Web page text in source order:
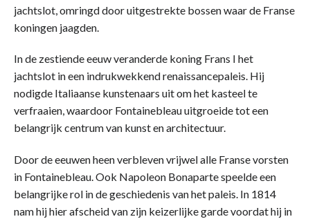
jachtslot, omringd door uitgestrekte bossen waar de Franse
koningen jaagden.
In de zestiende eeuw veranderde koning Frans I het
jachtslot in een indrukwekkend renaissancepaleis. Hij
nodigde Italiaanse kunstenaars uit om het kasteel te
verfraaien, waardoor Fontainebleau uitgroeide tot een
belangrijk centrum van kunst en architectuur.
Door de eeuwen heen verbleven vrijwel alle Franse vorsten
in Fontainebleau. Ook Napoleon Bonaparte speelde een
belangrijke rol in de geschiedenis van het paleis. In 1814
nam hij hier afscheid van zijn keizerlijke garde voordat hij in